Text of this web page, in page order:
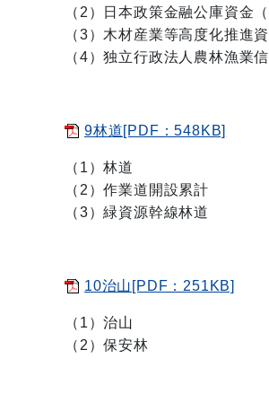
（2）日本政策金融公庫資金
（3）木材産業等高度化推進
（4）独立行政法人農林漁業
9林道[PDF：548KB]
（1）林道
（2）作業道開設累計
（3）緑資源幹線林道
10治山[PDF：251KB]
（1）治山
（2）保安林